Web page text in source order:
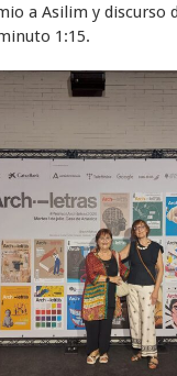
a Asilim y discurso
1:15.